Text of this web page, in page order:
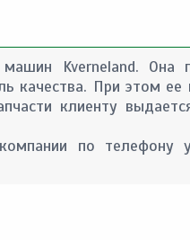
машин Kverneland.
качества. При этом
клиенту
по телефону